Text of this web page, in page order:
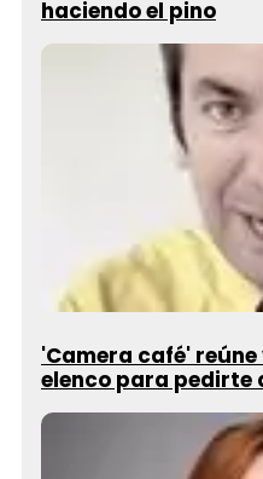
haciendo el pino
'Camera café'
elenco para pedirte